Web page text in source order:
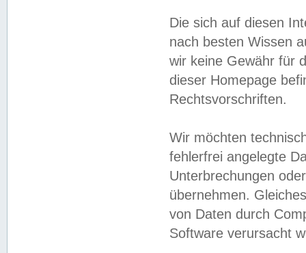
Die sich auf diesen
nach besten Wissen
wir keine Gewähr für
dieser Homepage
Rechtsvorschriften.
Wir möchten
fehlerfrei angelegte
Unterbrechungen
übernehmen.
von Daten durch
Software verursacht